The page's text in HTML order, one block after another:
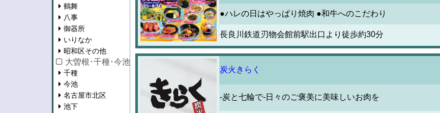
●ハレの日はやっぱり焼肉 ●和牛へのこだわり
長良川鉄道刃物会館前駅出口より徒歩約30分
炭火きらく
-炭と七輪で-日々のご褒美に美味しいお肉を
鶴舞
八事
御器所
いりなか
昭和区その他
大曽根･千種･今池･池下･守山区
千種
今池
名古屋市北区
池下